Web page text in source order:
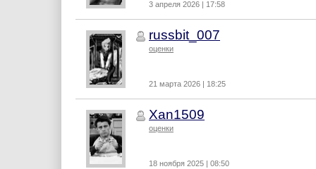
3 апреля 2026 | 17:58
russbit_007
оценки
21 марта 2026 | 18:25
Xan1509
оценки
18 ноября 2025 | 08:50